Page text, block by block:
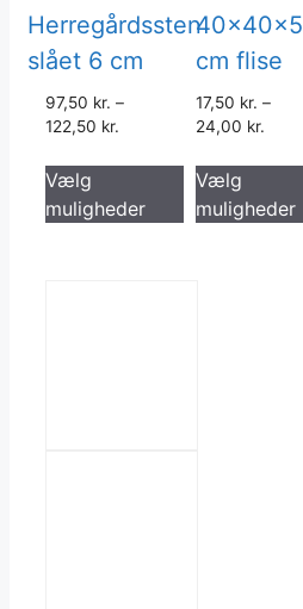
Herregårdssten
slået 6 cm
97,50 kr. –
122,50 kr.
Vælg
muligheder
Dette
vare
har
40x40x5
cm flise
17,50 kr. –
24,00 kr.
Vælg
muligheder